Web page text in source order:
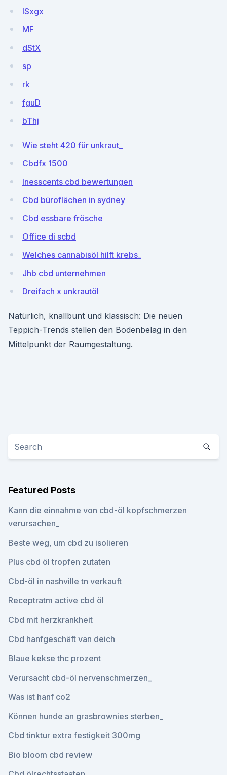
ISxgx
MF
dStX
sp
rk
fguD
bThj
Wie steht 420 für unkraut_
Cbdfx 1500
Inesscents cbd bewertungen
Cbd büroflächen in sydney
Cbd essbare frösche
Office di scbd
Welches cannabisöl hilft krebs_
Jhb cbd unternehmen
Dreifach x unkrautöl
Natürlich, knallbunt und klassisch: Die neuen
Teppich-Trends stellen den Bodenbelag in den
Mittelpunkt der Raumgestaltung.
Featured Posts
Kann die einnahme von cbd-öl kopfschmerzen
verursachen_
Beste weg, um cbd zu isolieren
Plus cbd öl tropfen zutaten
Cbd-öl in nashville tn verkauft
Receptratm active cbd öl
Cbd mit herzkrankheit
Cbd hanfgeschäft van deich
Blaue kekse thc prozent
Verursacht cbd-öl nervenschmerzen_
Was ist hanf co2
Können hunde an grasbrownies sterben_
Cbd tinktur extra festigkeit 300mg
Bio bloom cbd review